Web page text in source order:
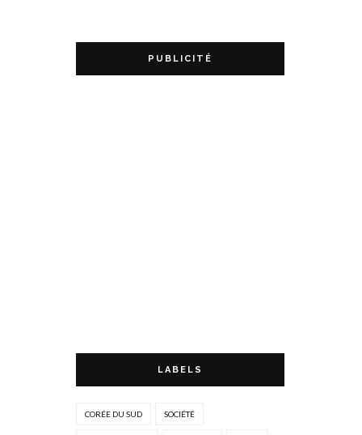
PUBLICITÉ
LABELS
CORÉE DU SUD SOCIÉTÉ